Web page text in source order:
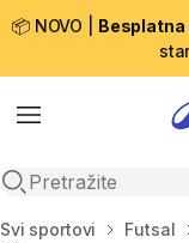
📦 NOVO | Besplatna
Menu
Open search
Početna stranica
Svi sportovi Futsal